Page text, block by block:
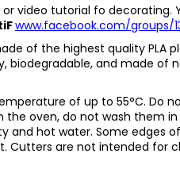
video tutorial fo decorating.
www.facebook.com/groups/
of the highest quality PLA
and made of
of up to 55°C. Do
oven, do not wash them
and hot water. Some edges
Cutters are not intended for